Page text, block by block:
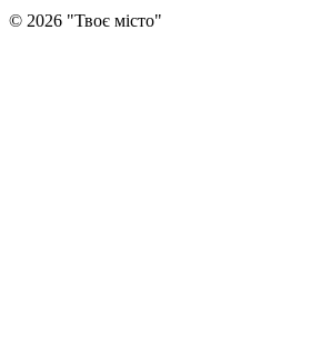
© 2026 "Твоє місто"